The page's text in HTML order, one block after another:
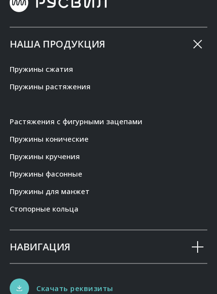
НАША ПРОДУКЦИЯ
Пружины сжатия
Пружины растяжения
Растяжения с фигурными зацепами
Пружины конические
Пружины кручения
Пружины фасонные
Пружины для манжет
Стопорные кольца
НАВИГАЦИЯ
Скачать реквизиты